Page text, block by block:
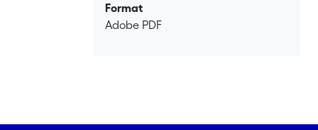
Format
Adobe PDF